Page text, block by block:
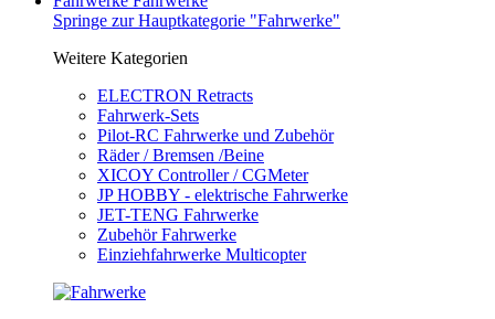
Springe zur Hauptkategorie "Fahrwerke"
Weitere Kategorien
ELECTRON Retracts
Fahrwerk-Sets
Pilot-RC Fahrwerke und Zubehör
Räder / Bremsen /Beine
XICOY Controller / CGMeter
JP HOBBY - elektrische Fahrwerke
JET-TENG Fahrwerke
Zubehör Fahrwerke
Einziehfahrwerke Multicopter